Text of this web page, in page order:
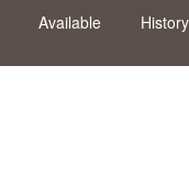
Available History